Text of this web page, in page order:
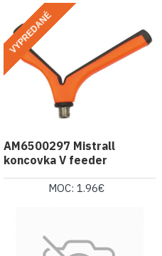
VYPREDANÉ
AM6500297 Mistrall
koncovka V feeder
MOC: 1.96€